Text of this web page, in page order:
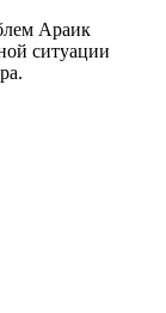
Араик
ситуации